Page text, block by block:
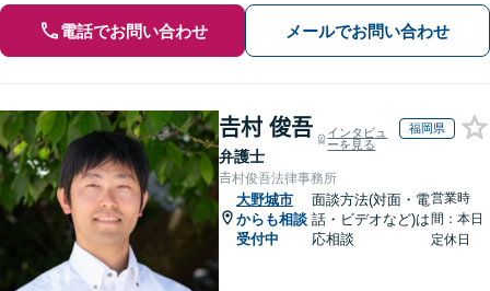
電話でお問い合わせ メールでお問い合わせ
𠮷村 俊吾
弁護士
インタビュ
ーを見る
福岡県
𠮷村俊吾法律事務所
大野城市
からも相談
受付中
面談方法(対面・電
話・ビデオなど)は
応相談
営業時
間：本日
定休日